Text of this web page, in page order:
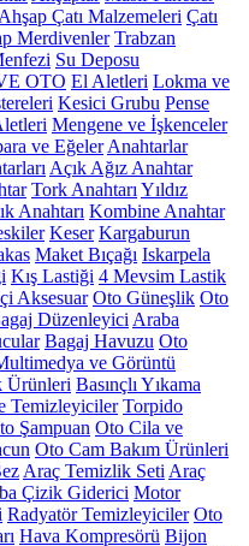
Ahşap Çatı Malzemeleri Çatı
Merdivenler Trabzan
Su Deposu
OTO El Aletleri Lokma ve
Kesici Grubu Pense
Mengene ve İşkenceler
ve Eğeler Anahtarlar
Açık Ağız Anahtar
Tork Anahtarı Yıldız
Anahtarı Kombine Anahtar
Keser Kargaburun
Maket Bıçağı Iskarpela
Kış Lastiği 4 Mevsim Lastik
Aksesuar Oto Güneşlik Oto
Düzenleyici Araba
Bagaj Havuzu Oto
ve Görüntü
Ürünleri Basınçlı Yıkama
Temizleyiciler Torpido
Şampuan Oto Cila ve
Oto Cam Bakım Ürünleri
Araç Temizlik Seti Araç
Çizik Giderici Motor
Radyatör Temizleyiciler Oto
Hava Kompresörü Bijon